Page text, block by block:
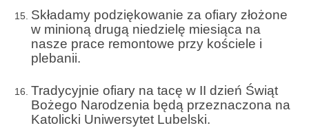
Niedziela Palmowa 2023
Galerie 2022
Pasterka 2022
Bierzmowanie 24.10.2022r.
Odpust 2022
Składamy podziękowanie za ofiary złożone
w minioną drugą niedzielę miesiąca na
nasze prace remontowe przy kościele i
plebanii.
Tradycyjnie ofiary na tacę w II dzień Świąt
Bożego Narodzenia będą przeznaczona na
Katolicki Uniwersytet Lubelski.